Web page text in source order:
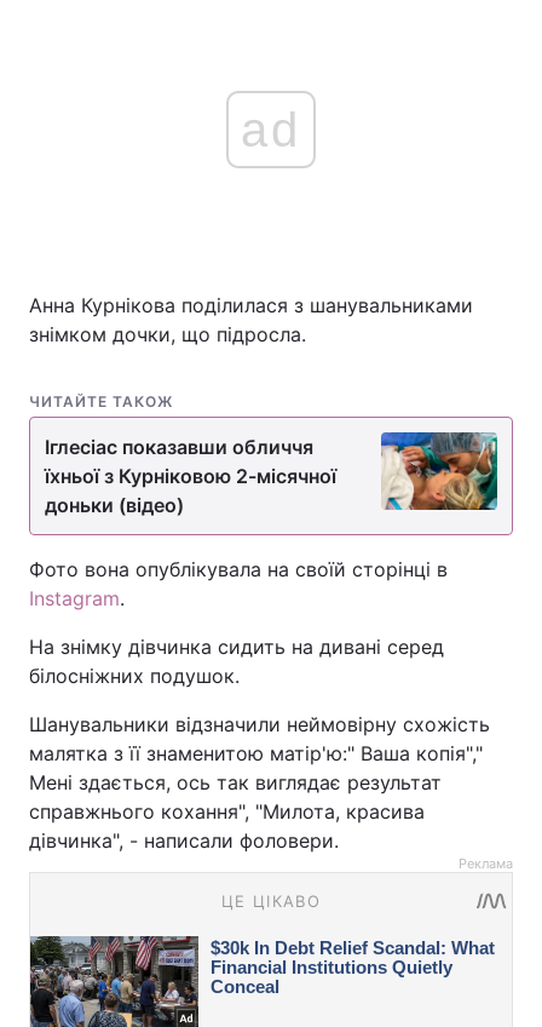
ad
Анна Курнікова поділилася з шанувальниками
знімком дочки, що підросла.
ЧИТАЙТЕ ТАКОЖ
Іглесіас показавши обличчя
їхньої з Курніковою 2-місячної
доньки (відео)
Фото вона опублікувала на своїй сторінці в
Instagram.
На знімку дівчинка сидить на дивані серед
білосніжних подушок.
Шанувальники відзначили неймовірну схожість
малятка з її знаменитою матір'ю:" Ваша копія","
Мені здається, ось так виглядає результат
справжнього кохання", "Милота, красива
дівчинка", - написали фоловери.
Реклама